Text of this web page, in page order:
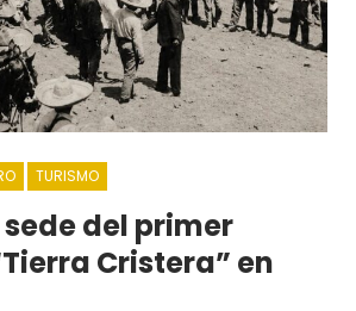
TURISMO
del primer
Cristera” en